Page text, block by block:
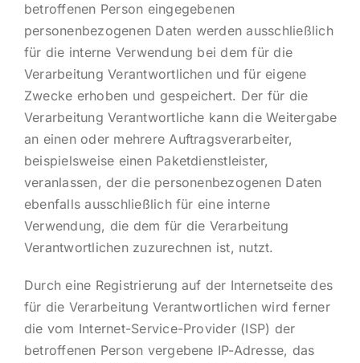
betroffenen Person eingegebenen
personenbezogenen Daten werden ausschließlich
für die interne Verwendung bei dem für die
Verarbeitung Verantwortlichen und für eigene
Zwecke erhoben und gespeichert. Der für die
Verarbeitung Verantwortliche kann die Weitergabe
an einen oder mehrere Auftragsverarbeiter,
beispielsweise einen Paketdienstleister,
veranlassen, der die personenbezogenen Daten
ebenfalls ausschließlich für eine interne
Verwendung, die dem für die Verarbeitung
Verantwortlichen zuzurechnen ist, nutzt.
Durch eine Registrierung auf der Internetseite des
für die Verarbeitung Verantwortlichen wird ferner
die vom Internet-Service-Provider (ISP) der
betroffenen Person vergebene IP-Adresse, das